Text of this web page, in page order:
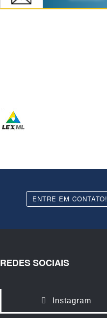
ENTRE EM CONTATO!
REDES SOCIAIS
Instagram